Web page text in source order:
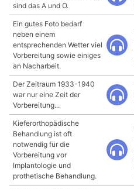
sind das A und O.
Ein gutes Foto bedarf
neben einem
entsprechenden Wetter viel
Vorbereitung sowie einiges
an Nacharbeit.
Der Zeitraum 1933-1940
war nur eine Zeit der
Vorbereitung...
Kieferorthopädische
Behandlung ist oft
notwendig für die
Vorbereitung vor
Implantologie und
prothetische Behandlung.